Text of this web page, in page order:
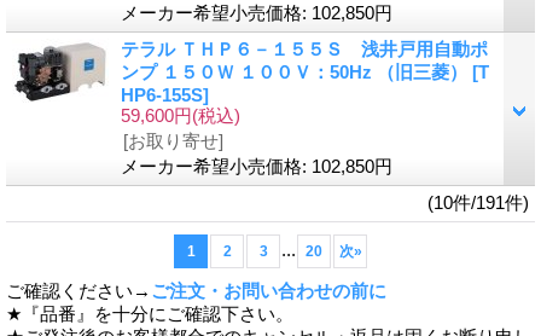
メーカー希望小売価格: 102,850円
テラル ＴＨＰ６－１５５Ｓ 浅井戸用自動ポ
ンプ １５０Ｗ １００Ｖ：50Hz （旧三菱） [T
HP6-155S]
59,600円(税込)
[お取り寄せ]
メーカー希望小売価格: 102,850円
(10件/191件)
1 2 3 ... 20 次»
ご確認ください→ ご注文・お問い合わせの前に
★『品番』を十分にご確認下さい。